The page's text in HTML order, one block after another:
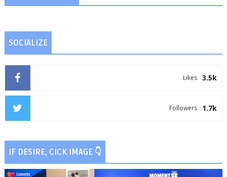
SOCIALIZE
3.5k
Likes
1.7k
Followers
IF DESIRE, CICK IMAGE 👇